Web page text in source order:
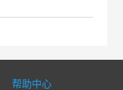
帮助中心